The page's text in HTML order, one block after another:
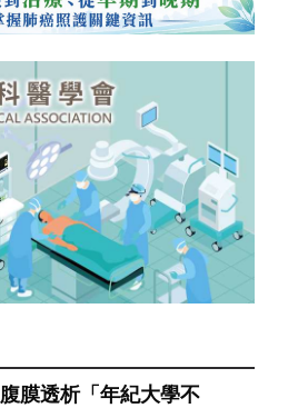
腹膜透析「年紀大學不